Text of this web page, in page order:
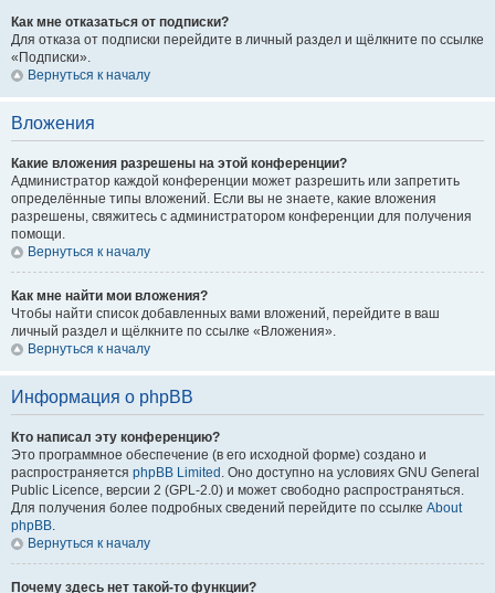
Как мне отказаться от подписки?
Для отказа от подписки перейдите в личный раздел и щёлкните по ссылке
«Подписки».
Вернуться к началу
Вложения
Какие вложения разрешены на этой конференции?
Администратор каждой конференции может разрешить или запретить
определённые типы вложений. Если вы не знаете, какие вложения
разрешены, свяжитесь с администратором конференции для получения
помощи.
Вернуться к началу
Как мне найти мои вложения?
Чтобы найти список добавленных вами вложений, перейдите в ваш
личный раздел и щёлкните по ссылке «Вложения».
Вернуться к началу
Информация о phpBB
Кто написал эту конференцию?
Это программное обеспечение (в его исходной форме) создано и
распространяется phpBB Limited . Оно доступно на условиях GNU General
Public Licence, версии 2 (GPL-2.0) и может свободно распространяться.
Для получения более подробных сведений перейдите по ссылке About
phpBB.
Вернуться к началу
Почему здесь нет такой-то функции?